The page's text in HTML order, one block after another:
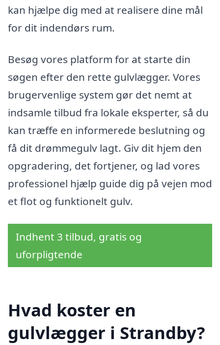
kan hjælpe dig med at realisere dine mål
for dit indendørs rum.
Besøg vores platform for at starte din
søgen efter den rette gulvlægger. Vores
brugervenlige system gør det nemt at
indsamle tilbud fra lokale eksperter, så du
kan træffe en informerede beslutning og
få dit drømmegulv lagt. Giv dit hjem den
opgradering, det fortjener, og lad vores
professionel hjælp guide dig på vejen mod
et flot og funktionelt gulv.
Indhent 3 tilbud, gratis og
uforpligtende
Hvad koster en
gulvlægger i Strandby?